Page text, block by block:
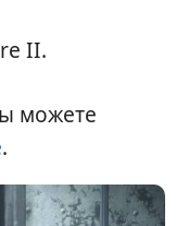
II.
можете
.